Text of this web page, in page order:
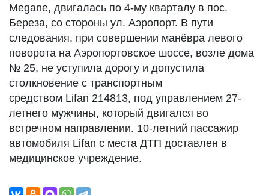
Megane, двигалась по 4-му кварталу в пос.
Береза, со стороны ул. Аэропорт. В пути
следования, при совершении манёвра левого
поворота на Аэропортовское шоссе, возле дома
№ 25, не уступила дорогу и допустила
столкновение с транспортным
средством Lifan 214813, под управлением 27-
летнего мужчины, который двигался во
встречном направлении. 10-летний пассажир
автомобиля Lifan с места ДТП доставлен в
медицинское учреждение.